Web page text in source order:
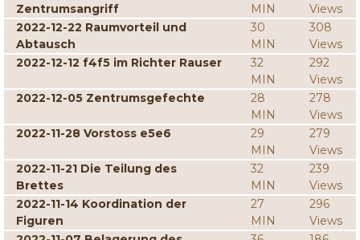
Zentrumsangriff
MIN
Views
2022-12-22 Raumvorteil und
Abtausch
30
MIN
308
Views
2022-12-12 f4f5 im Richter Rauser
32
MIN
292
Views
2022-12-05 Zentrumsgefechte
28
MIN
278
Views
2022-11-28 Vorstoss e5e6
29
MIN
279
Views
2022-11-21 Die Teilung des
Brettes
32
MIN
239
Views
2022-11-14 Koordination der
Figuren
27
MIN
296
Views